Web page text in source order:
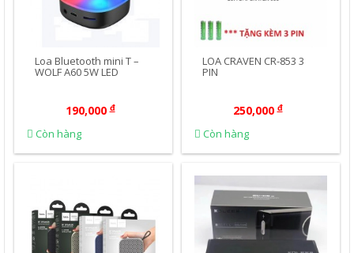
Loa Bluetooth mini T –
WOLF A60 5W LED
190,000đ
Còn hàng
LOA CRAVEN CR-853 3
PIN
250,000đ
Còn hàng